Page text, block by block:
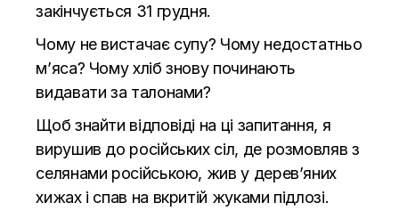
закінчується 31 грудня.
Чому не вистачає супу? Чому недостатньо
м’яса? Чому хліб знову починають
видавати за талонами?
Щоб знайти відповіді на ці запитання, я
вирушив до російських сіл, де розмовляв з
селянами російською, жив у дерев’яних
хижах і спав на вкритій жуками підлозі.